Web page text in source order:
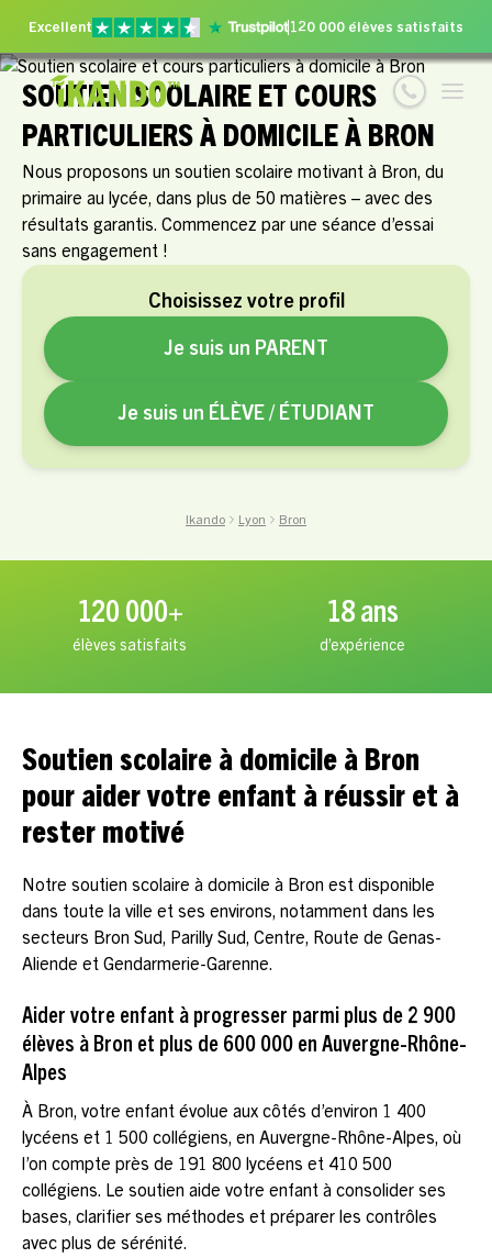
Excellent 120 000 élèves satisfaits
Ikando Lyon Bron
SOUTIEN SCOLAIRE ET COURS
PARTICULIERS À DOMICILE À BRON
Nous proposons un soutien scolaire motivant à Bron, du
primaire au lycée, dans plus de 50 matières – avec des
résultats garantis. Commencez par une séance d’essai
sans engagement !
Choisissez votre profil
Je suis un PARENT
Je suis un ÉLÈVE / ÉTUDIANT
120 000+
élèves satisfaits
18 ans
d’expérience
Soutien scolaire à domicile à Bron
pour aider votre enfant à réussir et à
rester motivé
Notre soutien scolaire à domicile à Bron est disponible
dans toute la ville et ses environs, notamment dans les
secteurs Bron Sud, Parilly Sud, Centre, Route de Genas-
Aliende et Gendarmerie-Garenne.
Aider votre enfant à progresser parmi plus de 2 900
élèves à Bron et plus de 600 000 en Auvergne-Rhône-
Alpes
À Bron, votre enfant évolue aux côtés d’environ 1 400
lycéens et 1 500 collégiens, en Auvergne-Rhône-Alpes, où
l’on compte près de 191 800 lycéens et 410 500
collégiens. Le soutien aide votre enfant à consolider ses
bases, clarifier ses méthodes et préparer les contrôles
avec plus de sérénité.